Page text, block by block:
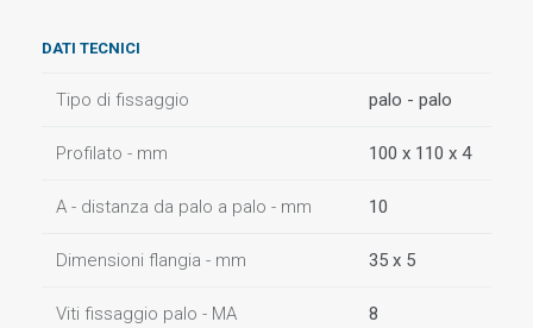
DATI TECNICI
Tipo di fissaggio palo - palo
Profilato - mm 100 x 110 x 4
A - distanza da palo a palo - mm 10
Dimensioni flangia - mm 35 x 5
Viti fissaggio palo - MA 8